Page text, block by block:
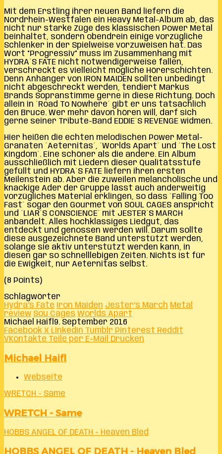
Mit dem Erstling ihrer neuen Band liefern die
Nordrhein-Westfalen ein Heavy Metal-Album ab, das
nicht nur starke Züge des klassischen Power Metal
beinhaltet, sondern obendrein einige vorzügliche
Schlenker in der Spielweise vorzuweisen hat. Das
Wort “Progressiv” muss im Zusammenhang mit
HYDRA`S FATE nicht notwendigerweise fallen,
verschreckt es vielleicht mögliche Hörerschichten.
Denn Anhänger von IRON MAIDEN sollten unbedingt
nicht abgeschreckt werden, tendiert Markus
Brands Sopranstimme gerne in diese Richtung. Doch
allein in ´Road To Nowhere´ gibt er uns tatsächlich
den Bruce. Wer mehr davon hören will, darf sich
gerne seiner Tribute-Band EDDIE´S REVENGE widmen.
Hier heißen die echten melodischen Power Metal-
Granaten ´Aeternitas´, ´Worlds Apart´ und ´The Lost
Kingdom´. Eine schöner als die andere. Ein Album
ausschließlich mit Liedern dieser Qualitätsstufe
gefüllt und HYDRA`S FATE liefern ihren ersten
Meilenstein ab. Aber die zuweilen melancholische und
knackige Ader der Gruppe lässt auch anderweitig
vorzügliches Material erklingen, so dass ´Falling Too
Fast´ sogar den Gourmet von SOUL CAGES anspricht
und ´LIAR´S CONSCIENCE´ mit JESTER´S MARCH
anbandelt. Alles hochklassiges Liedgut, das
entdeckt und genossen werden will. Darum sollte
diese ausgezeichnete Band unterstützt werden,
solange sie aktiv unterstützt werden kann, in
diesen gar so schnelllebigen Zeiten. Nichts ist für
die Ewigkeit, nur Aeternitas selbst.
(8 Points)
Schlagwörter
Hydra's Fate Iron Maiden Jester's March Metal
review Sou Cages Worlds Apart
Michael Haifl 9. September 2016
Facebook X LinkedIn Tumblr Pinterest Reddit
VKontakte Teile per E-Mail Drucken
Michael Haifl
Webseite
WRETCH - Same
WRETCH - Same
HOBBS ANGEL OF DEATH - Heaven Bled
HOBBS ANGEL OF DEATH - Heaven Bled